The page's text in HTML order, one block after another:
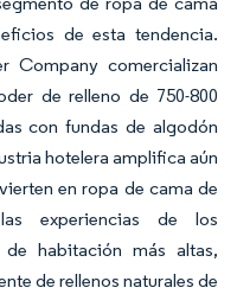
de esta tendencia.
Company comercializan
de relleno de 750-800
con fundas de algodón
hotelera amplifica aún
en ropa de cama de
experiencias de los
habitación más altas,
de rellenos naturales de